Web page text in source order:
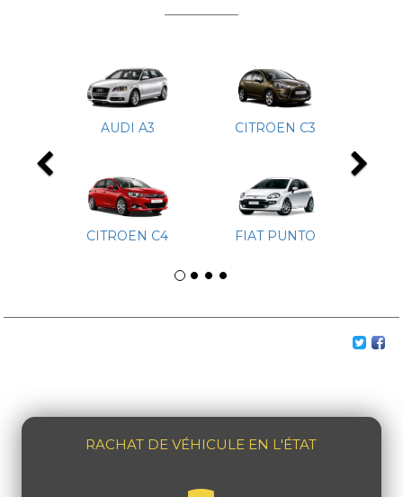
AUDI A3 CITROEN C3
CITROEN C4 FIAT PUNTO
Previous
RACHAT DE VÉHICULE EN L'ÉTAT